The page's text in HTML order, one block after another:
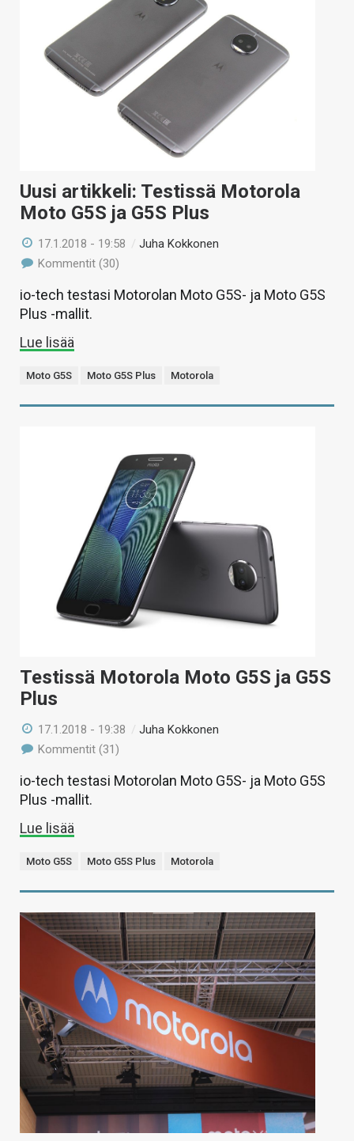
Uusi artikkeli: Testissä Motorola
Moto G5S ja G5S Plus
17.1.2018 - 19:58 /Juha Kokkonen
Kommentit (30)
io-tech testasi Motorolan Moto G5S- ja Moto G5S
Plus -mallit.
Lue lisää
Moto G5S Moto G5S Plus Motorola
Testissä Motorola Moto G5S ja G5S
Plus
17.1.2018 - 19:38 /Juha Kokkonen
Kommentit (31)
io-tech testasi Motorolan Moto G5S- ja Moto G5S
Plus -mallit.
Lue lisää
Moto G5S Moto G5S Plus Motorola